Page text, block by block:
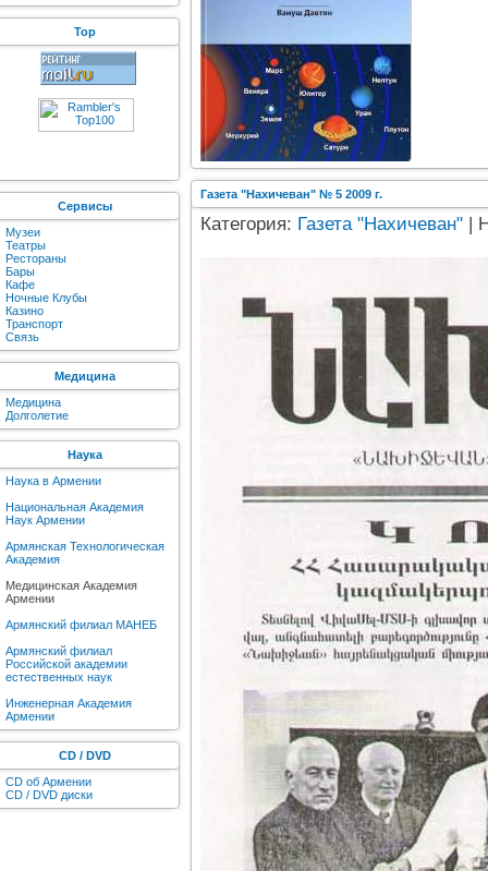
Top
Сервисы
Музеи
Театры
Рестораны
Бары
Кафе
Ночные Клубы
Казино
Транспорт
Связь
Медицина
Медицина
Долголетие
Наука
Наука в Армении
Национальная Академия
Наук Армении
Армянская Технологическая
Академия
Медицинская Академия
Армении
Армянский филиал МАНЕБ
Армянский филиал
Российской академии
естественных наук
Инженерная Академия
Армении
CD / DVD
CD об Армении
CD / DVD диски
Газета "Нахичеван" № 5 2009 г.
Категория: Газета "Нахичеван" |